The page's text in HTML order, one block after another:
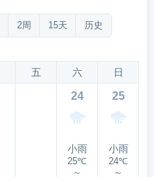
2周 15天 历史
五 六 日
24
小雨
25℃
～
25
小雨
24℃
～